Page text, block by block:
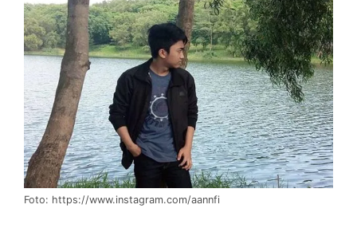
Foto: https://www.instagram.com/aannfi